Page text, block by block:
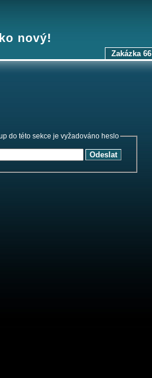
nový!
Zakázka 66
do této sekce je vyžadováno heslo